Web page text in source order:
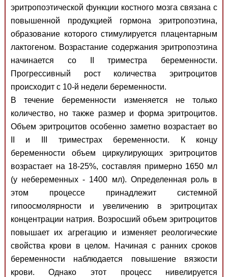
эритропоэтической функции костного мозга связана с
повышенной продукцией гормона эритропоэтина,
образование которого стимулируется плацентарным
лактогеном. Возрастание содержания эритропоэтина
начинается со II триместра беременности.
Прогрессивный рост количества эритроцитов
происходит с 10-й недели беременности.
В течение беременности изменяется не только
количество, но также размер и форма эритроцитов.
Объем эритроцитов особенно заметно возрастает во
II и III триместрах беременности. К концу
беременности объем циркулирующих эритроцитов
возрастает на 18-25%, составляя примерно 1650 мл
(у небеременных - 1400 мл). Определенная роль в
этом процессе принадлежит системной
гипоосмолярности и увеличению в эритроцитах
концентрации натрия. Возросший объем эритроцитов
повышает их агрегацию и изменяет реологические
свойства крови в целом. Начиная с ранних сроков
беременности наблюдается повышение вязкости
крови. Однако этот процесс нивелируется